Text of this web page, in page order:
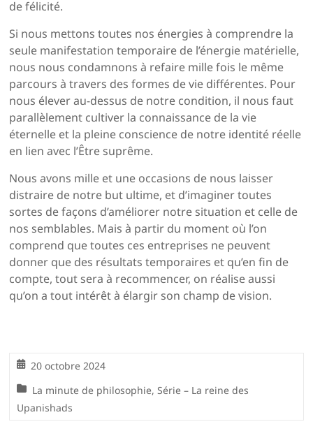
de félicité.
Si nous mettons toutes nos énergies à comprendre la
seule manifestation temporaire de l’énergie matérielle,
nous nous condamnons à refaire mille fois le même
parcours à travers des formes de vie différentes. Pour
nous élever au-dessus de notre condition, il nous faut
parallèlement cultiver la connaissance de la vie
éternelle et la pleine conscience de notre identité réelle
en lien avec l’Être suprême.
Nous avons mille et une occasions de nous laisser
distraire de notre but ultime, et d’imaginer toutes
sortes de façons d’améliorer notre situation et celle de
nos semblables. Mais à partir du moment où l’on
comprend que toutes ces entreprises ne peuvent
donner que des résultats temporaires et qu’en fin de
compte, tout sera à recommencer, on réalise aussi
qu’on a tout intérêt à élargir son champ de vision.
20 octobre 2024
La minute de philosophie, Série – La reine des
Upanishads